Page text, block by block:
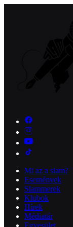
Mi az a slam?
Események
Slammerek
Klubok
Hírek
Médiatár
Egyesület